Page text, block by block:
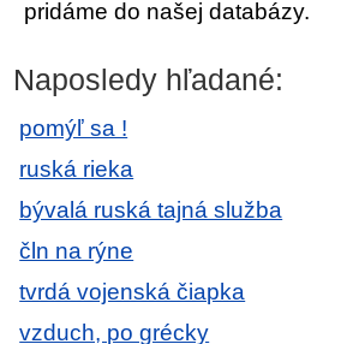
pridáme do našej databázy.
Naposledy hľadané:
pomýľ sa !
ruská rieka
bývalá ruská tajná služba
čln na rýne
tvrdá vojenská čiapka
vzduch, po grécky